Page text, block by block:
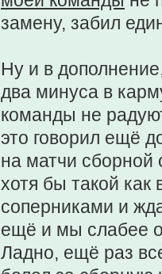
замену, забил
Ну и в
два минуса в
команды не
это говорил ещё
на матчи сборной
хотя бы такой как
соперниками и
ещё и мы слабее
Ладно, ещё раз